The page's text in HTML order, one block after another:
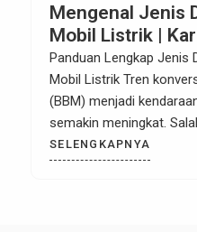
Mengenal Jenis
Mobil Listrik |
Panduan Lengkap Jenis
Mobil Listrik Tren
(BBM) menjadi
semakin meningkat.
krusial dalam proses ini
listrik. Memilih dinamo
SELENGKAPNYA